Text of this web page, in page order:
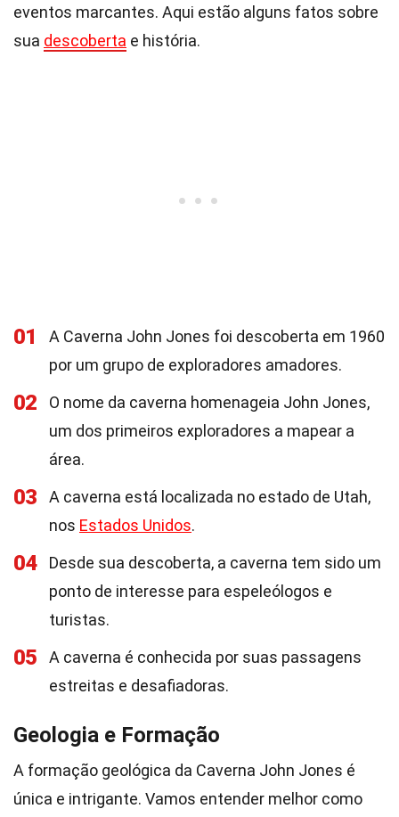
eventos marcantes. Aqui estão alguns fatos sobre
sua descoberta e história.
01
A Caverna John Jones foi descoberta em 1960
por um grupo de exploradores amadores.
02
O nome da caverna homenageia John Jones,
um dos primeiros exploradores a mapear a
área.
03
A caverna está localizada no estado de Utah,
nos Estados Unidos.
04
Desde sua descoberta, a caverna tem sido um
ponto de interesse para espeleólogos e
turistas.
05
A caverna é conhecida por suas passagens
estreitas e desafiadoras.
Geologia e Formação
A formação geológica da Caverna John Jones é
única e intrigante. Vamos entender melhor como